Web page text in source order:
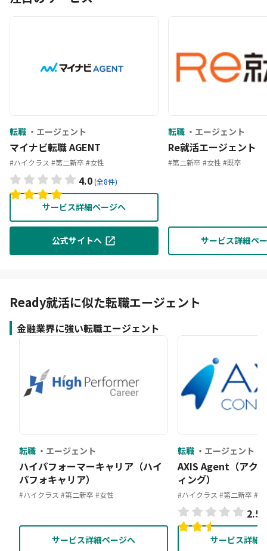
転職 エージェント
マイナビ転職 AGENT
#ハイクラス #第二新卒 #女性
4.0(全8件)
サービス詳細ページへ
公式サイトへ
転職 エージェント
Re就活エージェント
#第二新卒 #女性 #既卒
サービス詳細ペ
Ready就活に似た転職エージェント
金融業界に強い転職エージェント
転職 エージェント
ハイパフォーマーキャリア（ハイ
パフォキャリア）
#ハイクラス #第二新卒 #女性
サービス詳細ページへ
転職 エージェント
AXIS Agent（アク
ィング）
#ハイクラス #第二新卒 #金
2.5
サービス詳細